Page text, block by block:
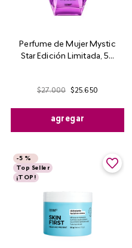
Perfume de Mujer Mystic
Star Edición Limitada, 50
$27.000 $25.650
agregar
-5 %
Top Seller
¡TOP!